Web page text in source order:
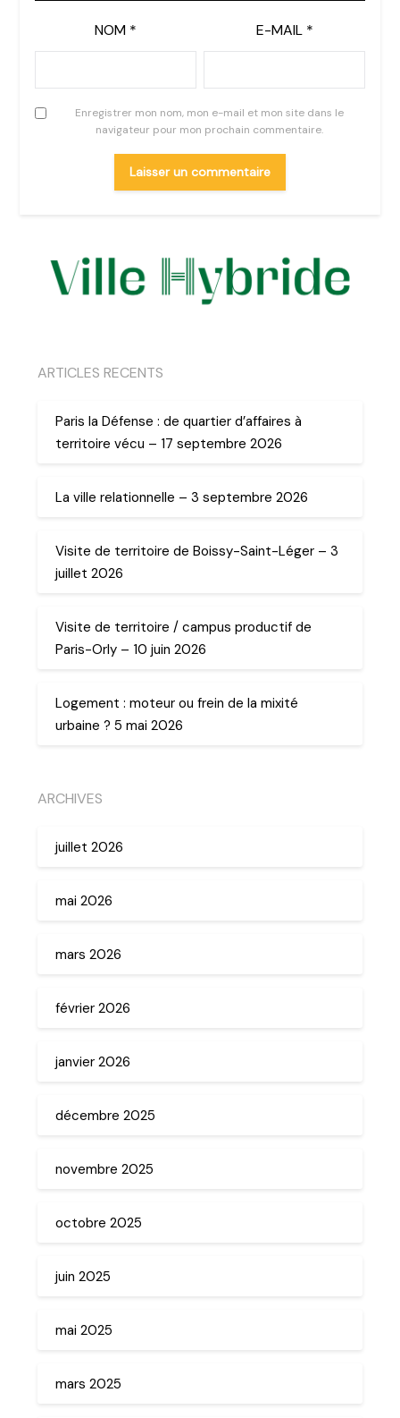
NOM * E-MAIL *
Enregistrer mon nom, mon e-mail et mon site dans le
navigateur pour mon prochain commentaire.
ARTICLES RECENTS
Paris la Défense : de quartier d’affaires à
territoire vécu – 17 septembre 2026
La ville relationnelle – 3 septembre 2026
Visite de territoire de Boissy-Saint-Léger – 3
juillet 2026
Visite de territoire / campus productif de
Paris-Orly – 10 juin 2026
Logement : moteur ou frein de la mixité
urbaine ? 5 mai 2026
ARCHIVES
juillet 2026
mai 2026
mars 2026
février 2026
janvier 2026
décembre 2025
novembre 2025
octobre 2025
juin 2025
mai 2025
mars 2025